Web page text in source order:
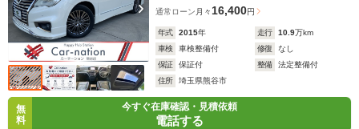
通常ローン 月々16,400円
年式 2015年 走行 10.9万km
車検
車検整備付 修復
なし
保証
保証付 整備
法定整備付
住所
埼玉県熊谷市
無
料
今すぐ在庫確認・見積依頼
電話する